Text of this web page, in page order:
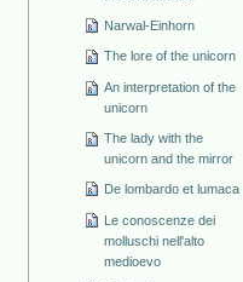
Narwal-Einhorn
The lore of the unicorn
An interpretation of the
unicorn
The lady with the
unicorn and the mirror
De lombardo et lumaca
Le conoscenze dei
molluschi nell'alto
medioevo